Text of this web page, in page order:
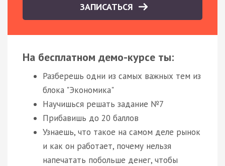
ЗАПИСАТЬСЯ
На бесплатном демо-курсе ты:
Разберешь одни из самых важных тем из
блока "Экономика"
Научишься решать задание №7
Прибавишь до 20 баллов
Узнаешь, что такое на самом деле рынок
и как он работает, почему нельзя
напечатать побольше денег, чтобы